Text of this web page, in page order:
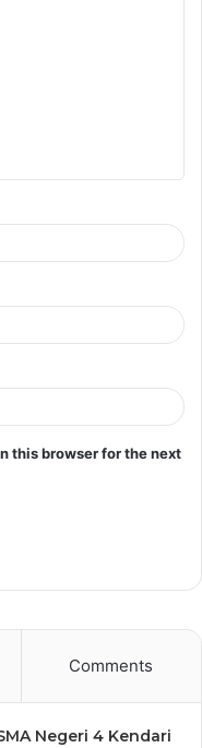
this browser for the next
Comments
Negeri 4 Kendari